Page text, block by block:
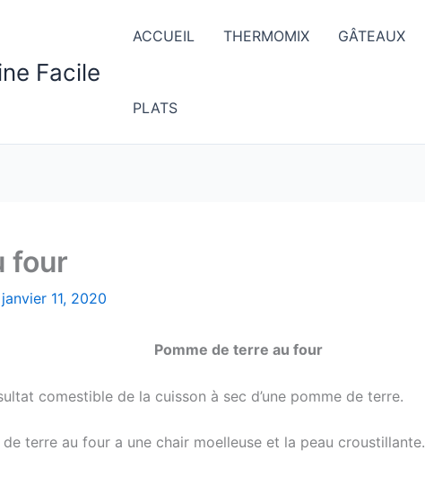
Facile
ACCUEIL THERMOMIX GÂTEAUX
PLATS
four
janvier 11, 2020
Pomme de terre au four
comestible de la cuisson à sec d’une pomme de terre.
terre au four a une chair moelleuse et la peau croustillante.